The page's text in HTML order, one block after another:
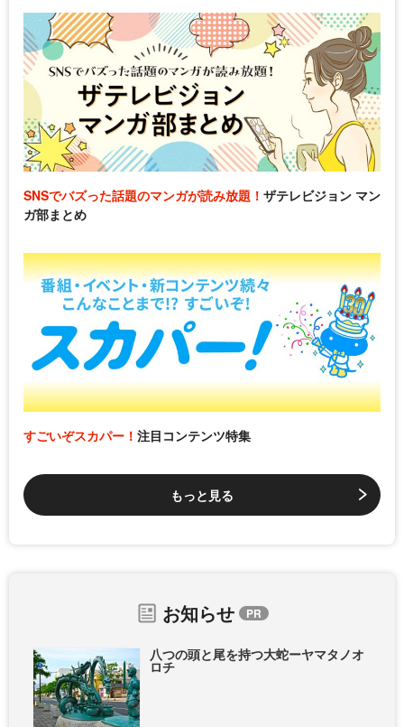
SNSでバズった話題のマンガが読み放題！ ザテレビジョン マン
ガ部まとめ
すごいぞスカパー！ 注目コンテンツ特集
もっと見る
お知らせ
八つの頭と尾を持つ大蛇ーヤマタノオ
ロチ